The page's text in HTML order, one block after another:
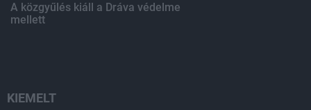
A közgyűlés kiáll a Dráva védelme
mellett
KIEMELT